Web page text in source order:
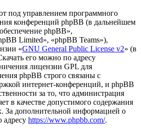
под управлением программного
конференций phpBB (в дальнейшем
phpBB»,
Limited», «phpBB Teams»),
«GNU General Public License v2» (в
его можно по адресу
лицензии GPL для
phpBB строго связаны с
интернет-конференций, и phpBB
за то, что администрация
в качестве допустимого содержания
За дополнительной информацией о
адресу https://www.phpbb.com/.